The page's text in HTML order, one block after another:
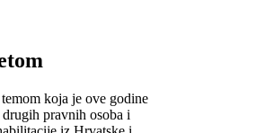
koja je ove godine
pravnih osoba i